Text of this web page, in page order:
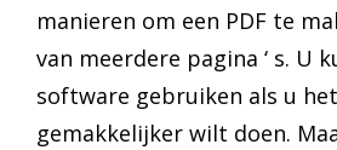
manieren om een PDF te
van meerdere pagina ‘ s. U
software gebruiken als u
gemakkelijker wilt doen.